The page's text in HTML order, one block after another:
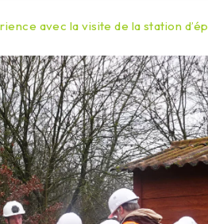
avec la visite de la station